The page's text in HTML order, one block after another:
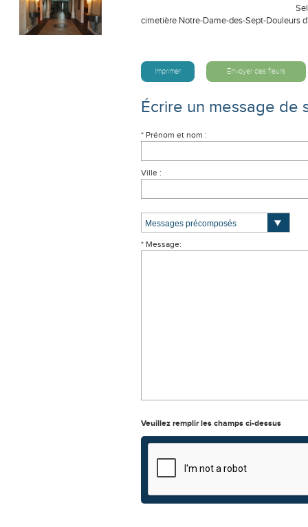
cimetière Notre-Dame-des-Sept-Douleurs
Imprimer Envoyer des fleurs
Écrire un message de
* Prénom et nom :
Ville :
* Message:
Veuillez remplir les champs ci-dessus